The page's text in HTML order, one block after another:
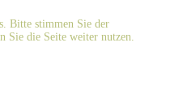
Bitte stimmen Sie der
Sie die Seite weiter nutzen.